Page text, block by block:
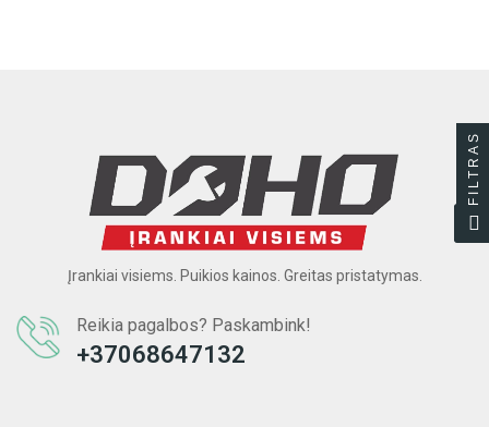
Įrankiai visiems. Puikios kainos. Greitas pristatymas.
Reikia pagalbos? Paskambink!
+37068647132
FILTRAS